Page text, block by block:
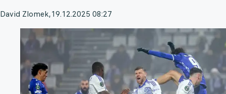
David Zlomek,19.12.2025 08:27